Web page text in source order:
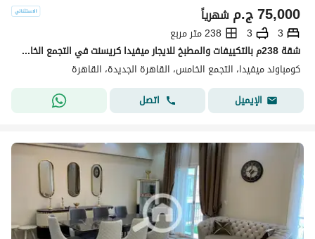
ج.م75,000 شهرياً
3
3
238 متر مربع
شقة 238م بالتكييفات والمطبخ للايجار ميفيدا كريسنت في التجمع الخامس Mivida
كومباوند ميفيدا، التجمع الخامس، القاهرة الجديدة، القاهرة
الإيميل
اتصل